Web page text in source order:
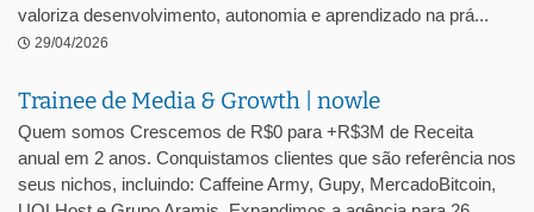
valoriza desenvolvimento, autonomia e aprendizado na prá...
29/04/2026
Trainee de Media & Growth | nowle
Quem somos Crescemos de R$0 para +R$3M de Receita
anual em 2 anos. Conquistamos clientes que são referência nos
seus nichos, incluindo: Caffeine Army, Gupy, MercadoBitcoin,